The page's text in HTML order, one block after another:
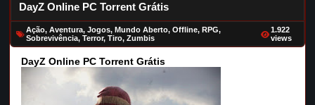
DayZ Online PC Torrent Grátis
Ação,Aventura,Jogos,Mundo Aberto,Offline,RPG,
Sobrevivência,Terror,Tiro,Zumbis
1.922
views
DayZ Online PC Torrent Grátis